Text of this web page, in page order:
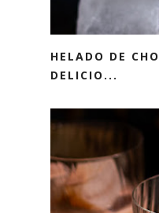
HELADO DE
DELICIO...